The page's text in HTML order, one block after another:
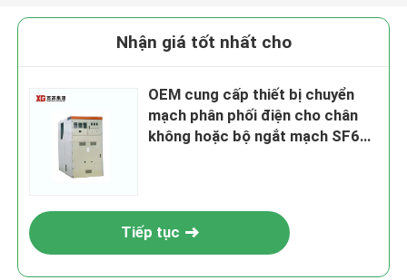
Nhận giá tốt nhất cho
OEM cung cấp thiết bị chuyển
mạch phân phối điện cho chân
không hoặc bộ ngắt mạch SF6
Tiếp tục